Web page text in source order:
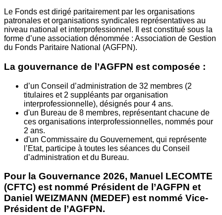
Le Fonds est dirigé paritairement par les organisations
patronales et organisations syndicales représentatives au
niveau national et interprofessionnel. Il est constitué sous la
forme d’une association dénommée : Association de Gestion
du Fonds Paritaire National (AGFPN).
La gouvernance de l’AGFPN est composée :
d’un Conseil d’administration de 32 membres (2
titulaires et 2 suppléants par organisation
interprofessionnelle), désignés pour 4 ans.
d'un Bureau de 8 membres, représentant chacune de
ces organisations interprofessionnelles, nommés pour
2 ans.
d'un Commissaire du Gouvernement, qui représente
l’Etat, participe à toutes les séances du Conseil
d’administration et du Bureau.
Pour la Gouvernance 2026, Manuel LECOMTE
(CFTC) est nommé Président de l’AGFPN et
Daniel WEIZMANN (MEDEF) est nommé Vice-
Président de l’AGFPN.